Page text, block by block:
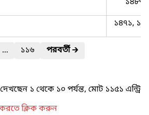
১৪৭১,
... ১১৬ পরবর্তী🡲
দেখছেন ১ থেকে ১০ পর্যন্ত, মোট ১১৫১ এন্ট্রি
ক্লিক করুন